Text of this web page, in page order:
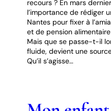
recours ? En mars
l’importance de rédiger
Nantes pour fixer à
et de pension
Mais que se passe-t-il
fluide, devient une
Qu’il s’agisse…